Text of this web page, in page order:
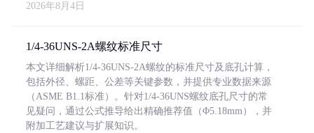
2026年8月4日
1/4-36UNS-2A螺纹标准尺寸
本文详细解析1/4-36UNS-2A螺纹的标准尺寸及底孔计算，
包括外径、螺距、公差等关键参数，并提供专业数据来源
（ASME B1.1标准）。针对1/4-36UNS螺纹底孔尺寸的常
见疑问，通过公式推导给出精确推荐值（Φ5.18mm），并
附加工艺建议与扩展知识。